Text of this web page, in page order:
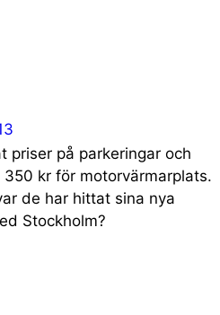
priser på parkeringar och
kr för motorvärmarplats.
de har hittat sina nya
Stockholm?